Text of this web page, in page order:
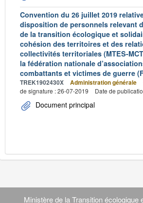
Convention du 26 juillet 2019
disposition de personnels relevant
de la transition écologique et
cohésion des territoires et des
collectivités territoriales (MTES-
la fédération nationale
combattants et victimes de guerre
TREK1902430X Administration générale
de signature : 26-07-2019
Date de
Document principal
Navigation
Ministère de la Transition écologique